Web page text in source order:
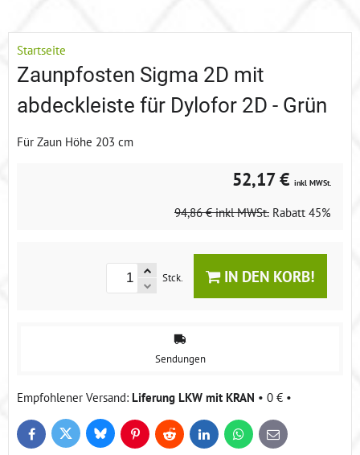
Startseite
Zaunpfosten Sigma 2D mit
abdeckleiste für Dylofor 2D - Grün
Für Zaun Höhe 203 cm
52,17 € inkl MWSt.
94,86 € inkl MWSt. Rabatt 45%
Stck. IN DEN KORB!
Sendungen
Liferung LKW mit KRAN • 0 € •
FacebookTwitter BlueskyPinterestReddit LinkedInWhatsApp
E-
mail